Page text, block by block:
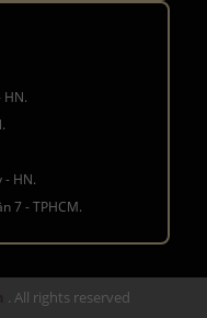
HN.
- HN.
7 - TPHCM.
. All rights reserved